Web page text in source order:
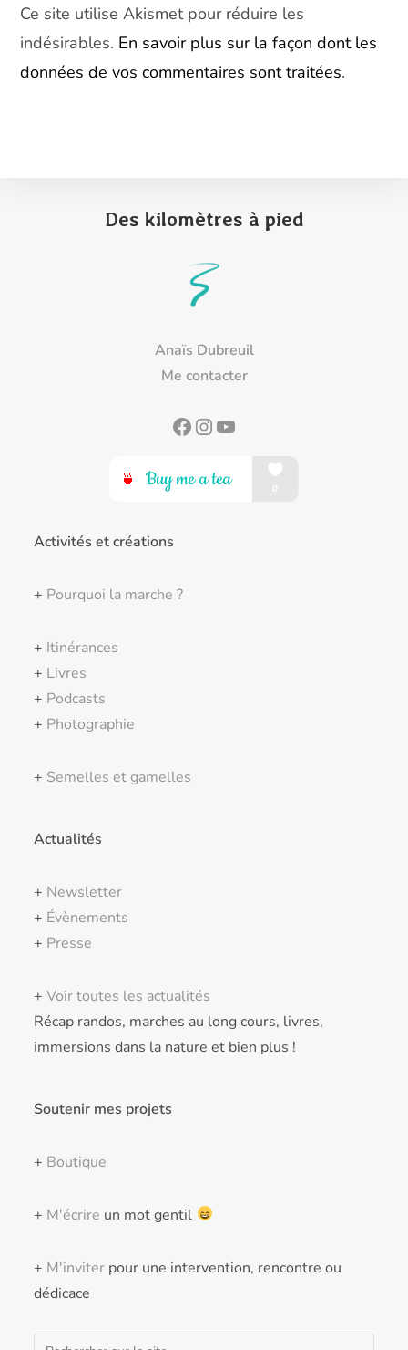
Ce site utilise Akismet pour réduire les
indésirables. En savoir plus sur la façon dont les
données de vos commentaires sont traitées.
Des kilomètres à pied
Anaïs Dubreuil
Me contacter
Facebook
Instagram
YouTube
Activités et créations
+ Pourquoi la marche ?
+ Itinérances
+ Livres
+ Podcasts
+ Photographie
+ Semelles et gamelles
Actualités
+ Newsletter
+ Évènements
+ Presse
+Voir toutes les actualités
Récap randos, marches au long cours, livres,
immersions dans la nature et bien plus !
Soutenir mes projets
+ Boutique
+ M'écrire un mot gentil
+ M'inviter pour une intervention, rencontre ou
dédicace
Rechercher